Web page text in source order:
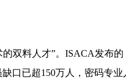
双料人才”。ISACA发布
口已超150万人，密码专